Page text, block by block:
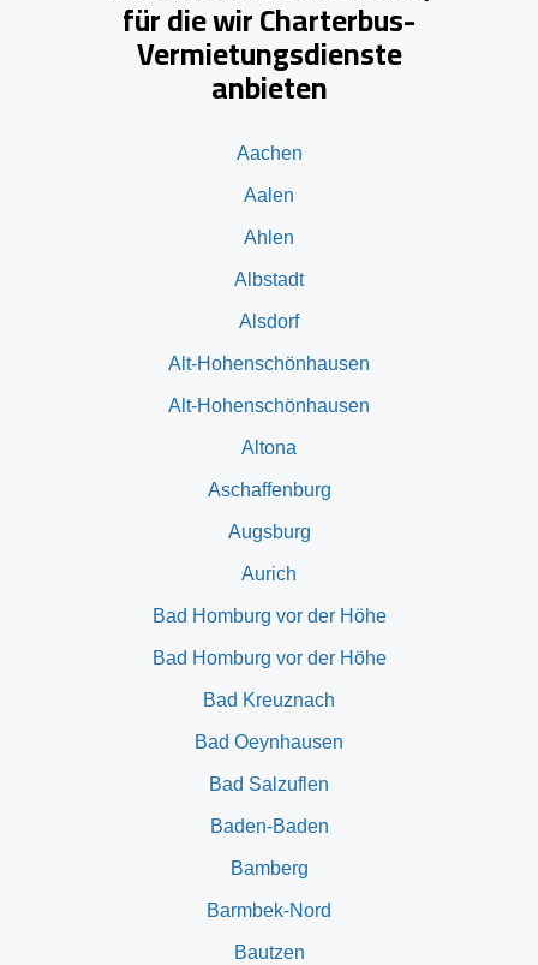
für die wir Charterbus-
Vermietungsdienste
anbieten
Aachen
Aalen
Ahlen
Albstadt
Alsdorf
Alt-Hohenschönhausen
Alt-Hohenschönhausen
Altona
Aschaffenburg
Augsburg
Aurich
Bad Homburg vor der Höhe
Bad Homburg vor der Höhe
Bad Kreuznach
Bad Oeynhausen
Bad Salzuflen
Baden-Baden
Bamberg
Barmbek-Nord
Bautzen